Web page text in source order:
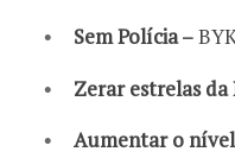
Sem Polícia –
Zerar estrelas da
Aumentar o